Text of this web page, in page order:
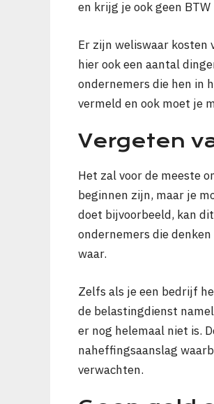
en krijg je ook geen
Er zijn weliswaar kosten
hier ook een aantal
ondernemers die hen in
vermeld en ook moet je
Vergeten
Het zal voor de meeste
beginnen zijn, maar je
doet bijvoorbeeld, kan
ondernemers die
waar.
Zelfs als je een bedrijf
de belastingdienst
er nog helemaal niet is.
naheffingsaanslag
verwachten.